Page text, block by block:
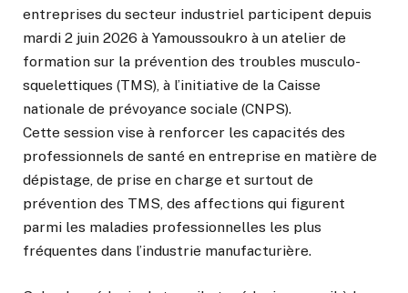
entreprises du secteur industriel participent depuis
mardi 2 juin 2026 à Yamoussoukro à un atelier de
formation sur la prévention des troubles musculo-
squelettiques (TMS), à l’initiative de la Caisse
nationale de prévoyance sociale (CNPS).
Cette session vise à renforcer les capacités des
professionnels de santé en entreprise en matière de
dépistage, de prise en charge et surtout de
prévention des TMS, des affections qui figurent
parmi les maladies professionnelles les plus
fréquentes dans l’industrie manufacturière.